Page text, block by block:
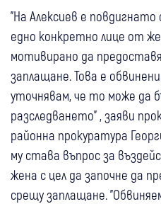
"На Алексиев е
едно конкретно лице от
мотивирано да предоставя
заплащане. Това е
уточнявам, че то може да
разследването" , заяви
районна прокуратура
му става въпрос за
жена с цел да започне да
срещу заплащане.